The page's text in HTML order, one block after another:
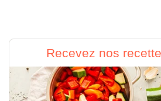
Recevez nos